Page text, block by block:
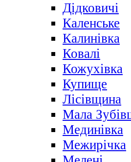
Дідковичі
Каленське
Калинівка
Ковалі
Кожухівка
Купище
Лісівщина
Мала
Мединівка
Межирічка